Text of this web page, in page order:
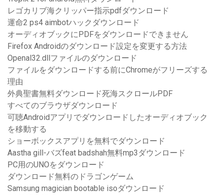
レゴカリブ海クリッパー指示pdfダウンロード
運命2 ps4 aimbotハックダウンロード
オーディオブックにPDFをダウンロードできません
Firefox Androidのダウンロード設定を変更する方法
Openal32.dllファイルのダウンロード
ファイルをダウンロードする前にChromeがフリーズする
理由
外典聖書無料ダウンロード死海スクロールPDF
すべてのブラウザダウンロード
可聴Androidアプリでダウンロードしたオーディオブック
を移動する
ショーボックスアプリを無料でダウンロード
Aastha gill-バズfeat badshah無料mp3ダウンロード
PC用のUNOをダウンロード
ダウンロード無料のドラゴンゲーム
Samsung magician bootable isoダウンロード